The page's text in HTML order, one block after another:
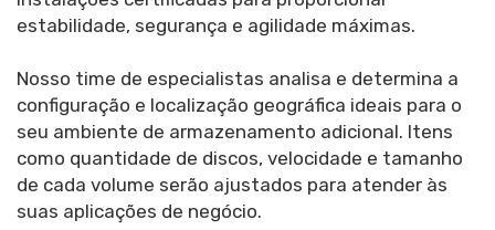
estabilidade, segurança e agilidade máximas.
Nosso time de especialistas analisa e determina a
configuração e localização geográfica ideais para o
seu ambiente de armazenamento adicional. Itens
como quantidade de discos, velocidade e tamanho
de cada volume serão ajustados para atender às
suas aplicações de negócio.